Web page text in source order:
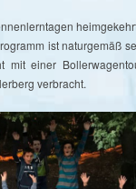
am
Seil:
ist naturgemäß
mit einer
verbracht.